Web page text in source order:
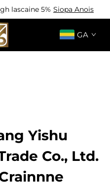
lascaine 5% Siopa Anois
GA
Yishu
Co., Ltd.